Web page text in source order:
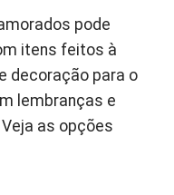
pode
itens feitos à
decoração para o
lembranças e
as opções